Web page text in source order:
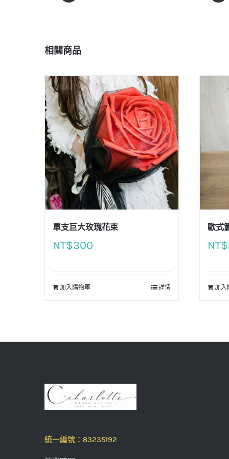
相關商品
單支巨大玫瑰花束
NT$300
加入購物車 詳情
歐式
NT$
加入
統一編號：83235192